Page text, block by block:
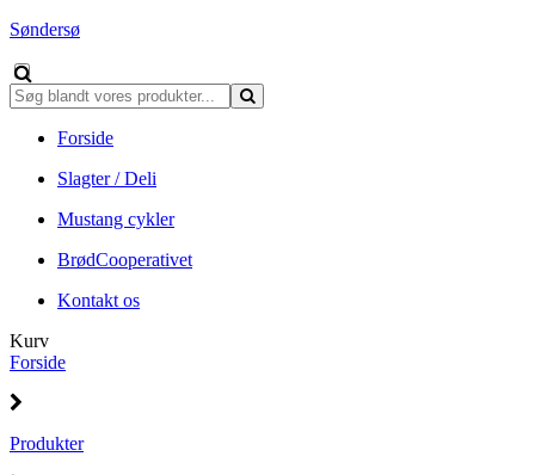
Søndersø
Forside
Slagter / Deli
Mustang cykler
BrødCooperativet
Kontakt os
Kurv
Forside
Produkter